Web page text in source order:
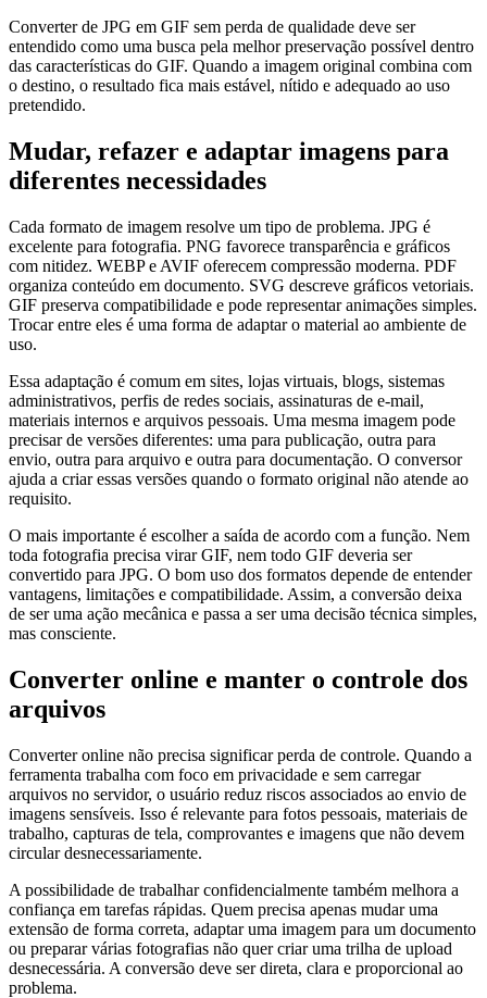
Converter de JPG em GIF sem perda de qualidade deve ser
entendido como uma busca pela melhor preservação possível dentro
das características do GIF. Quando a imagem original combina com
o destino, o resultado fica mais estável, nítido e adequado ao uso
pretendido.
Mudar, refazer e adaptar imagens para
diferentes necessidades
Cada formato de imagem resolve um tipo de problema. JPG é
excelente para fotografia. PNG favorece transparência e gráficos
com nitidez. WEBP e AVIF oferecem compressão moderna. PDF
organiza conteúdo em documento. SVG descreve gráficos vetoriais.
GIF preserva compatibilidade e pode representar animações simples.
Trocar entre eles é uma forma de adaptar o material ao ambiente de
uso.
Essa adaptação é comum em sites, lojas virtuais, blogs, sistemas
administrativos, perfis de redes sociais, assinaturas de e-mail,
materiais internos e arquivos pessoais. Uma mesma imagem pode
precisar de versões diferentes: uma para publicação, outra para
envio, outra para arquivo e outra para documentação. O conversor
ajuda a criar essas versões quando o formato original não atende ao
requisito.
O mais importante é escolher a saída de acordo com a função. Nem
toda fotografia precisa virar GIF, nem todo GIF deveria ser
convertido para JPG. O bom uso dos formatos depende de entender
vantagens, limitações e compatibilidade. Assim, a conversão deixa
de ser uma ação mecânica e passa a ser uma decisão técnica simples,
mas consciente.
Converter online e manter o controle dos
arquivos
Converter online não precisa significar perda de controle. Quando a
ferramenta trabalha com foco em privacidade e sem carregar
arquivos no servidor, o usuário reduz riscos associados ao envio de
imagens sensíveis. Isso é relevante para fotos pessoais, materiais de
trabalho, capturas de tela, comprovantes e imagens que não devem
circular desnecessariamente.
A possibilidade de trabalhar confidencialmente também melhora a
confiança em tarefas rápidas. Quem precisa apenas mudar uma
extensão de forma correta, adaptar uma imagem para um documento
ou preparar várias fotografias não quer criar uma trilha de upload
desnecessária. A conversão deve ser direta, clara e proporcional ao
problema.